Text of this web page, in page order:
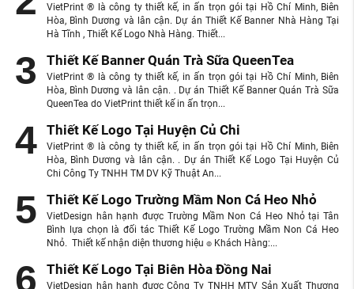
VietPrint ® là công ty thiết kế, in ấn trọn gói tại Hồ Chí Minh, Biên
Hòa, Bình Dương và lân cận. Dự án Thiết Kế Banner Nhà Hàng Tại
Hà Tĩnh , Thiết Kế Logo Nhà Hàng. Thiết...
Thiết Kế Banner Quán Trà Sữa QueenTea
VietPrint ® là công ty thiết kế, in ấn trọn gói tại Hồ Chí Minh, Biên
Hòa, Bình Dương và lân cận. . Dự án Thiết Kế Banner Quán Trà Sữa
QueenTea do VietPrint thiết kế in ấn trọn...
Thiết Kế Logo Tại Huyện Củ Chi
VietPrint ® là công ty thiết kế, in ấn trọn gói tại Hồ Chí Minh, Biên
Hòa, Bình Dương và lân cận. . Dự án Thiết Kế Logo Tại Huyện Củ
Chi Công Ty TNHH TM DV Kỹ Thuật An...
Thiết Kế Logo Trường Mầm Non Cá Heo Nhỏ
VietDesign hân hạnh được Trường Mầm Non Cá Heo Nhỏ tại Tân
Bình lựa chọn là đối tác Thiết Kế Logo Trường Mầm Non Cá Heo
Nhỏ. Thiết kế nhận diện thương hiệu ๏ Khách Hàng:...
Thiết Kế Logo Tại Biên Hòa Đồng Nai
VietDesign hân hạnh được Công Ty TNHH MTV Sản Xuất Thương